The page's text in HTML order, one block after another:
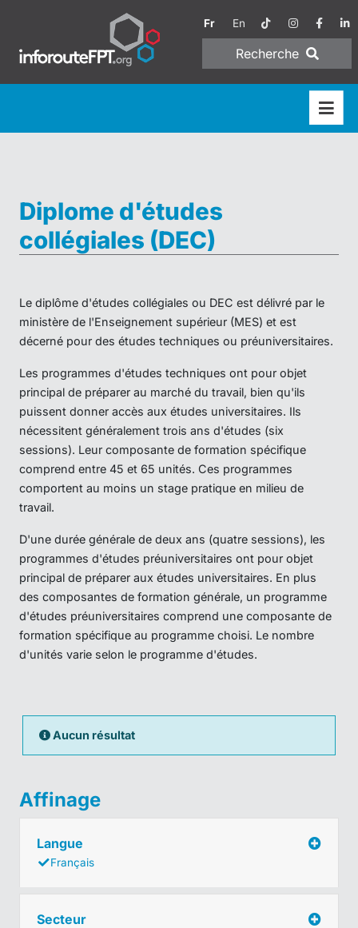
Fr En
Recherche
Diplome d'études
collégiales (DEC)
Le diplôme d'études collégiales ou DEC est délivré par le
ministère de l'Enseignement supérieur (MES) et est
décerné pour des études techniques ou préuniversitaires.
Les programmes d'études techniques ont pour objet
principal de préparer au marché du travail, bien qu'ils
puissent donner accès aux études universitaires. Ils
nécessitent généralement trois ans d'études (six
sessions). Leur composante de formation spécifique
comprend entre 45 et 65 unités. Ces programmes
comportent au moins un stage pratique en milieu de
travail.
D'une durée générale de deux ans (quatre sessions), les
programmes d'études préuniversitaires ont pour objet
principal de préparer aux études universitaires. En plus
des composantes de formation générale, un programme
d'études préuniversitaires comprend une composante de
formation spécifique au programme choisi. Le nombre
d'unités varie selon le programme d'études.
Aucun résultat
Affinage
Langue
Français
Secteur